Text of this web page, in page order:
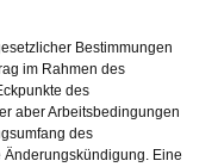
Bestimmungen
im Rahmen des
des
aber Arbeitsbedingungen
des
Eine